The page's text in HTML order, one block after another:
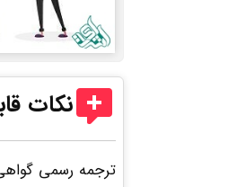
نکات
ترجمه رسمی